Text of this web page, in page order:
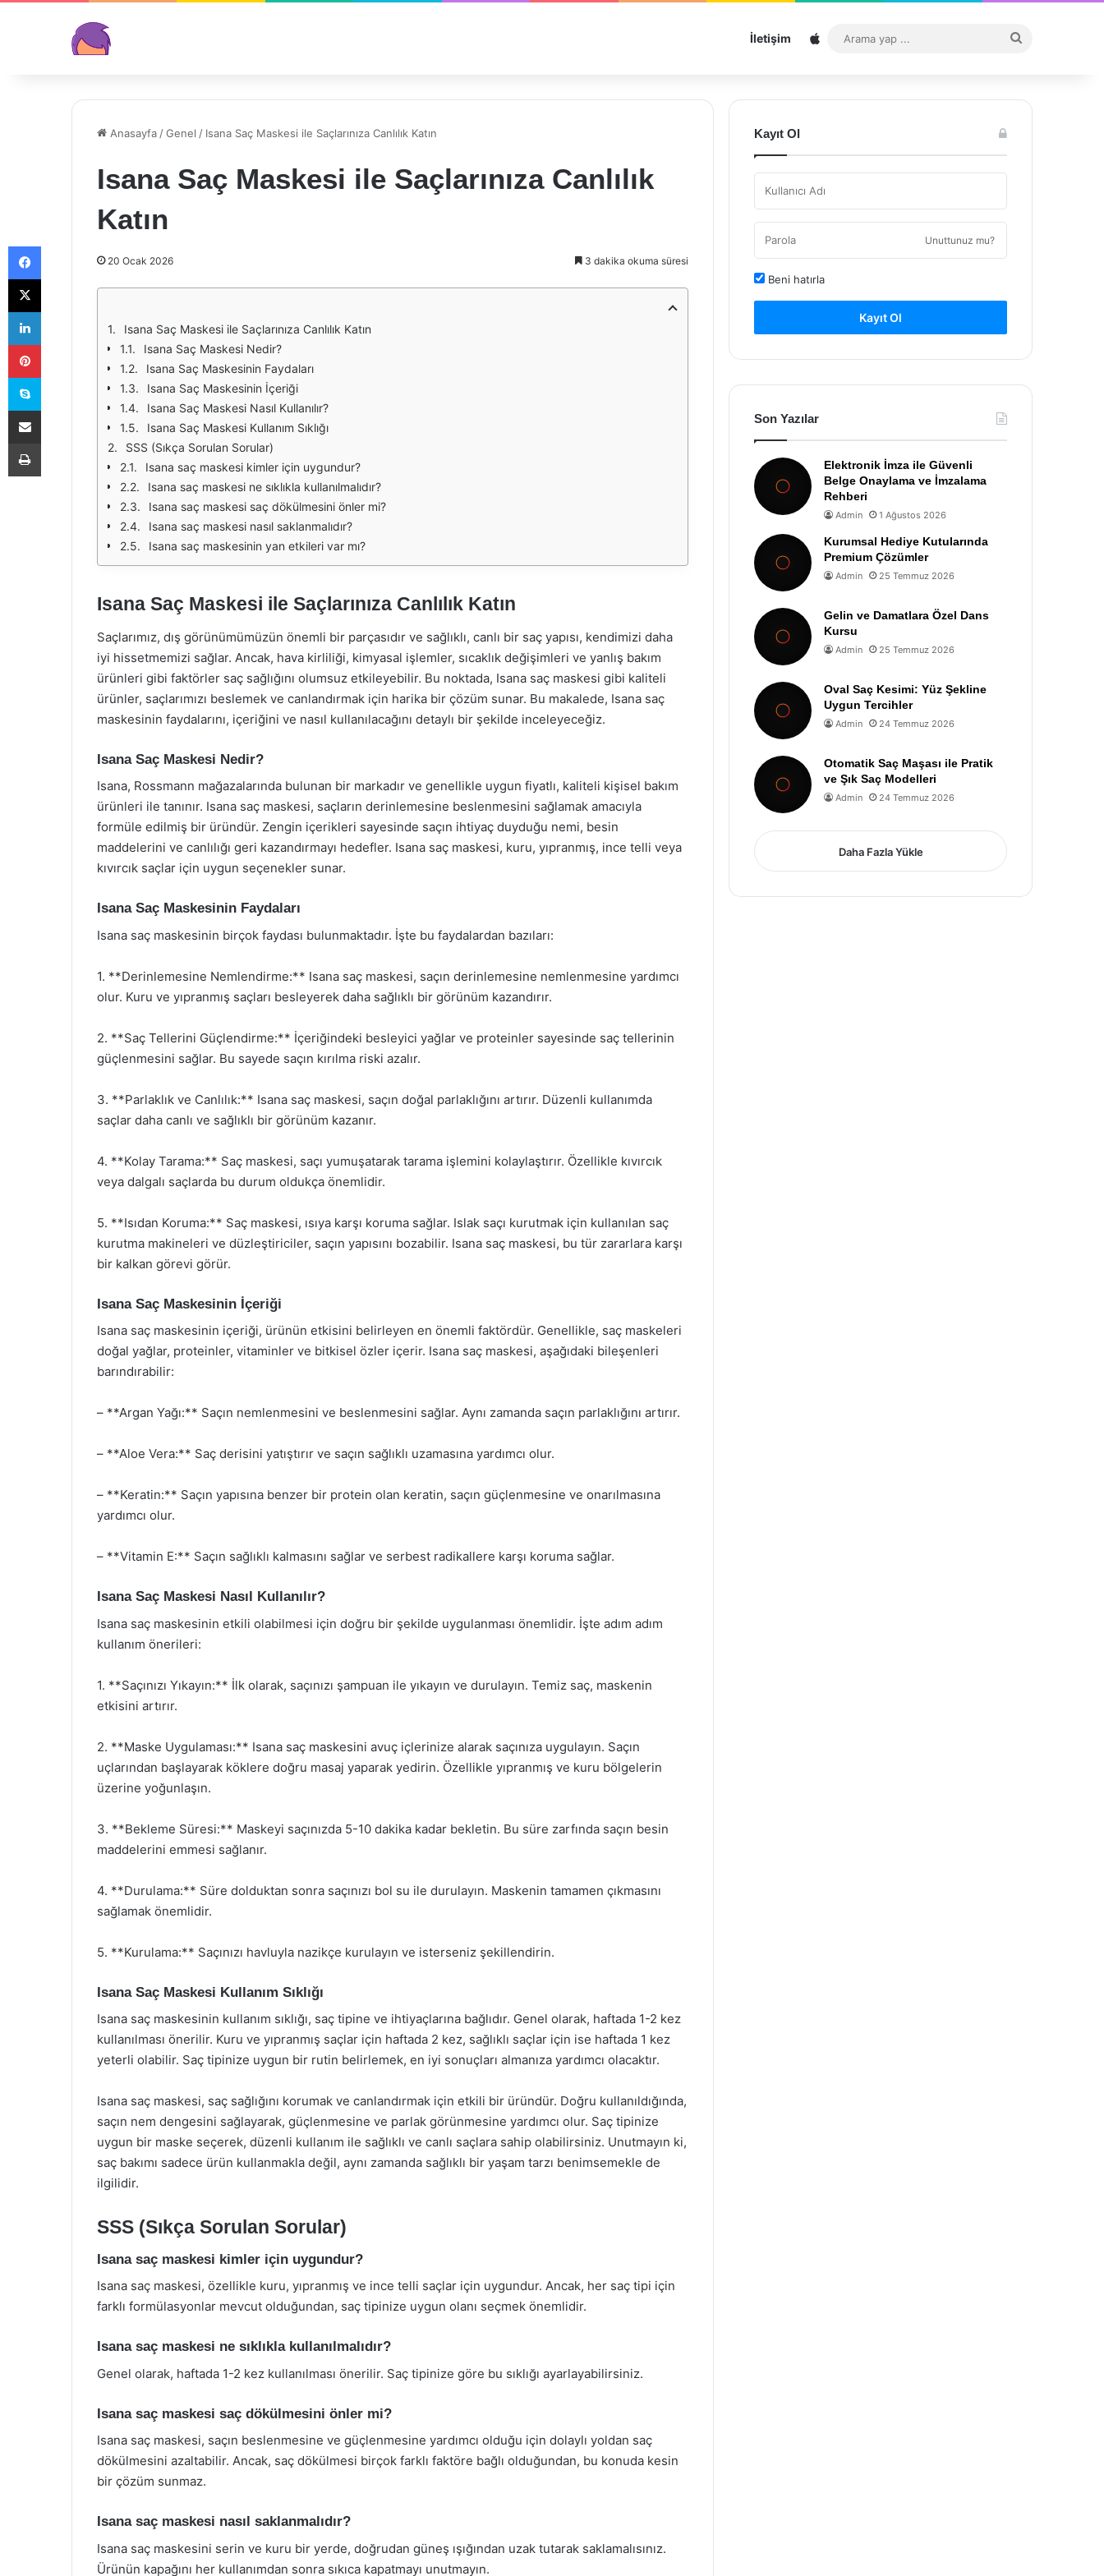
İletişim Sitemap
...
Anasayfa /Genel / Isana Saç Maskesi ile Saçlarınıza Canlılık Katın
Isana Saç Maskesi ile Saçlarınıza Canlılık
Katın
20 Ocak 2026 3 dakika okuma süresi
Isana Saç Maskesi ile Saçlarınıza Canlılık Katın
Isana Saç Maskesi Nedir?
Isana Saç Maskesinin Faydaları
Isana Saç Maskesinin İçeriği
Isana Saç Maskesi Nasıl Kullanılır?
Isana Saç Maskesi Kullanım Sıklığı
SSS (Sıkça Sorulan Sorular)
Isana saç maskesi kimler için uygundur?
Isana saç maskesi ne sıklıkla kullanılmalıdır?
Isana saç maskesi saç dökülmesini önler mi?
Isana saç maskesi nasıl saklanmalıdır?
Isana saç maskesinin yan etkileri var mı?
Isana Saç Maskesi ile Saçlarınıza Canlılık Katın
Saçlarımız, dış görünümümüzün önemli bir parçasıdır ve sağlıklı, canlı bir saç yapısı, kendimizi daha
iyi hissetmemizi sağlar. Ancak, hava kirliliği, kimyasal işlemler, sıcaklık değişimleri ve yanlış bakım
ürünleri gibi faktörler saç sağlığını olumsuz etkileyebilir. Bu noktada, Isana saç maskesi gibi kaliteli
ürünler, saçlarımızı beslemek ve canlandırmak için harika bir çözüm sunar. Bu makalede, Isana saç
maskesinin faydalarını, içeriğini ve nasıl kullanılacağını detaylı bir şekilde inceleyeceğiz.
Isana Saç Maskesi Nedir?
Isana, Rossmann mağazalarında bulunan bir markadır ve genellikle uygun fiyatlı, kaliteli kişisel bakım
ürünleri ile tanınır. Isana saç maskesi, saçların derinlemesine beslenmesini sağlamak amacıyla
formüle edilmiş bir üründür. Zengin içerikleri sayesinde saçın ihtiyaç duyduğu nemi, besin
maddelerini ve canlılığı geri kazandırmayı hedefler. Isana saç maskesi, kuru, yıpranmış, ince telli veya
kıvırcık saçlar için uygun seçenekler sunar.
Isana Saç Maskesinin Faydaları
Isana saç maskesinin birçok faydası bulunmaktadır. İşte bu faydalardan bazıları:
1. **Derinlemesine Nemlendirme:** Isana saç maskesi, saçın derinlemesine nemlenmesine yardımcı
olur. Kuru ve yıpranmış saçları besleyerek daha sağlıklı bir görünüm kazandırır.
2. **Saç Tellerini Güçlendirme:** İçeriğindeki besleyici yağlar ve proteinler sayesinde saç tellerinin
güçlenmesini sağlar. Bu sayede saçın kırılma riski azalır.
3. **Parlaklık ve Canlılık:** Isana saç maskesi, saçın doğal parlaklığını artırır. Düzenli kullanımda
saçlar daha canlı ve sağlıklı bir görünüm kazanır.
4. **Kolay Tarama:** Saç maskesi, saçı yumuşatarak tarama işlemini kolaylaştırır. Özellikle kıvırcık
veya dalgalı saçlarda bu durum oldukça önemlidir.
5. **Isıdan Koruma:** Saç maskesi, ısıya karşı koruma sağlar. Islak saçı kurutmak için kullanılan saç
kurutma makineleri ve düzleştiriciler, saçın yapısını bozabilir. Isana saç maskesi, bu tür zararlara karşı
bir kalkan görevi görür.
Isana Saç Maskesinin İçeriği
Isana saç maskesinin içeriği, ürünün etkisini belirleyen en önemli faktördür. Genellikle, saç maskeleri
doğal yağlar, proteinler, vitaminler ve bitkisel özler içerir. Isana saç maskesi, aşağıdaki bileşenleri
barındırabilir:
– **Argan Yağı:** Saçın nemlenmesini ve beslenmesini sağlar. Aynı zamanda saçın parlaklığını artırır.
– **Aloe Vera:** Saç derisini yatıştırır ve saçın sağlıklı uzamasına yardımcı olur.
– **Keratin:** Saçın yapısına benzer bir protein olan keratin, saçın güçlenmesine ve onarılmasına
yardımcı olur.
– **Vitamin E:** Saçın sağlıklı kalmasını sağlar ve serbest radikallere karşı koruma sağlar.
Isana Saç Maskesi Nasıl Kullanılır?
Isana saç maskesinin etkili olabilmesi için doğru bir şekilde uygulanması önemlidir. İşte adım adım
kullanım önerileri:
1. **Saçınızı Yıkayın:** İlk olarak, saçınızı şampuan ile yıkayın ve durulayın. Temiz saç, maskenin
etkisini artırır.
2. **Maske Uygulaması:** Isana saç maskesini avuç içlerinize alarak saçınıza uygulayın. Saçın
uçlarından başlayarak köklere doğru masaj yaparak yedirin. Özellikle yıpranmış ve kuru bölgelerin
üzerine yoğunlaşın.
3. **Bekleme Süresi:** Maskeyi saçınızda 5-10 dakika kadar bekletin. Bu süre zarfında saçın besin
maddelerini emmesi sağlanır.
4. **Durulama:** Süre dolduktan sonra saçınızı bol su ile durulayın. Maskenin tamamen çıkmasını
sağlamak önemlidir.
5. **Kurulama:** Saçınızı havluyla nazikçe kurulayın ve isterseniz şekillendirin.
Isana Saç Maskesi Kullanım Sıklığı
Isana saç maskesinin kullanım sıklığı, saç tipine ve ihtiyaçlarına bağlıdır. Genel olarak, haftada 1-2 kez
kullanılması önerilir. Kuru ve yıpranmış saçlar için haftada 2 kez, sağlıklı saçlar için ise haftada 1 kez
yeterli olabilir. Saç tipinize uygun bir rutin belirlemek, en iyi sonuçları almanıza yardımcı olacaktır.
Isana saç maskesi, saç sağlığını korumak ve canlandırmak için etkili bir üründür. Doğru kullanıldığında,
saçın nem dengesini sağlayarak, güçlenmesine ve parlak görünmesine yardımcı olur. Saç tipinize
uygun bir maske seçerek, düzenli kullanım ile sağlıklı ve canlı saçlara sahip olabilirsiniz. Unutmayın ki,
saç bakımı sadece ürün kullanmakla değil, aynı zamanda sağlıklı bir yaşam tarzı benimsemekle de
ilgilidir.
SSS (Sıkça Sorulan Sorular)
Isana saç maskesi kimler için uygundur?
Isana saç maskesi, özellikle kuru, yıpranmış ve ince telli saçlar için uygundur. Ancak, her saç tipi için
farklı formülasyonlar mevcut olduğundan, saç tipinize uygun olanı seçmek önemlidir.
Isana saç maskesi ne sıklıkla kullanılmalıdır?
Genel olarak, haftada 1-2 kez kullanılması önerilir. Saç tipinize göre bu sıklığı ayarlayabilirsiniz.
Isana saç maskesi saç dökülmesini önler mi?
Isana saç maskesi, saçın beslenmesine ve güçlenmesine yardımcı olduğu için dolaylı yoldan saç
dökülmesini azaltabilir. Ancak, saç dökülmesi birçok farklı faktöre bağlı olduğundan, bu konuda kesin
bir çözüm sunmaz.
Isana saç maskesi nasıl saklanmalıdır?
Isana saç maskesini serin ve kuru bir yerde, doğrudan güneş ışığından uzak tutarak saklamalısınız.
Ürünün kapağını her kullanımdan sonra sıkıca kapatmayı unutmayın.
Kayıt Ol
Unuttunuz mu?
Beni hatırla
Kayıt Ol
Son Yazılar
Elektronik İmza ile Güvenli
Belge Onaylama ve İmzalama
Rehberi
Admin 1 Ağustos 2026
Kurumsal Hediye Kutularında
Premium Çözümler
Admin 25 Temmuz 2026
Gelin ve Damatlara Özel Dans
Kursu
Admin 25 Temmuz 2026
Oval Saç Kesimi: Yüz Şekline
Uygun Tercihler
Admin 24 Temmuz 2026
Otomatik Saç Maşası ile Pratik
ve Şık Saç Modelleri
Admin 24 Temmuz 2026
Daha Fazla Yükle
Facebook
X
LinkedIn
Pinterest
Skype
E-Posta ile paylaş